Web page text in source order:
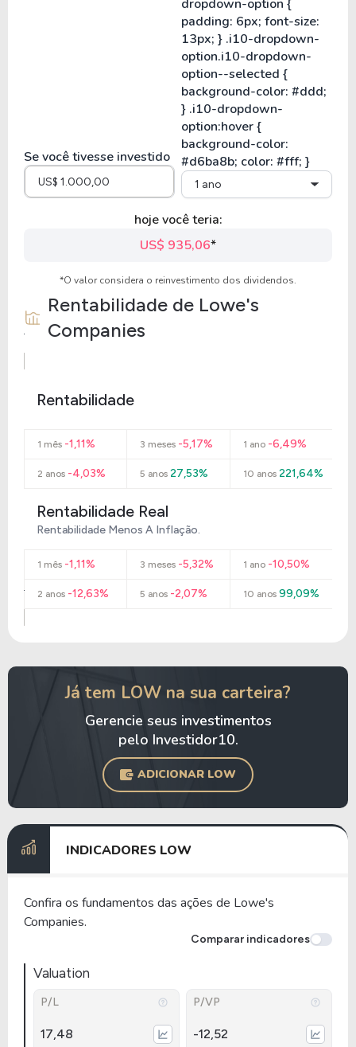
Se você tivesse investido
1 ano
hoje você teria:
US$ 935,06*
*O valor considera o reinvestimento dos dividendos.
Rentabilidade de Lowe's
Companies
Rentabilidade
1 mês -1,11% 3 meses -5,17% 1 ano-6,49%
2 anos -4,03% 5 anos 27,53% 10 anos221,64%
Rentabilidade Real
Rentabilidade Menos A Inflação.
1 mês -1,11% 3 meses -5,32% 1 ano-10,50%
2 anos -12,63% 5 anos -2,07% 10 anos99,09%
Já tem LOW na sua carteira?
Gerencie seus investimentos
pelo Investidor10.
ADICIONAR LOW
INDICADORES LOW
Confira os fundamentos das ações de Lowe's
Companies.
Comparar indicadores
Valuation
P/L
17,48
P/VP
-12,52